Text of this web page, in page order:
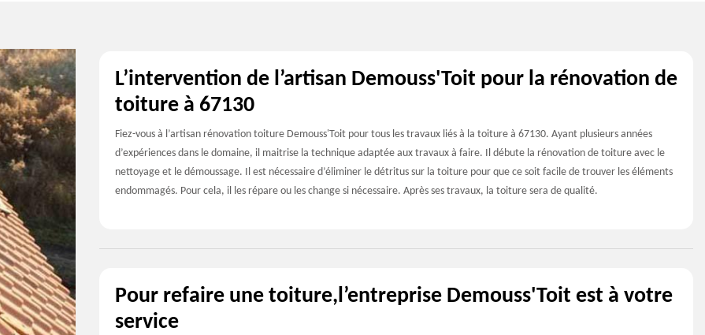
L’intervention de l’artisan Demouss'Toit pour la rénovation de
toiture à 67130
Fiez-vous à l’artisan rénovation toiture Demouss'Toit pour tous les travaux liés à la toiture à 67130. Ayant plusieurs années
d’expériences dans le domaine, il maitrise la technique adaptée aux travaux à faire. Il débute la rénovation de toiture avec le
nettoyage et le démoussage. Il est nécessaire d’éliminer le détritus sur la toiture pour que ce soit facile de trouver les éléments
endommagés. Pour cela, il les répare ou les change si nécessaire. Après ses travaux, la toiture sera de qualité.
Pour refaire une toiture,l’entreprise Demouss'Toit est à votre
service